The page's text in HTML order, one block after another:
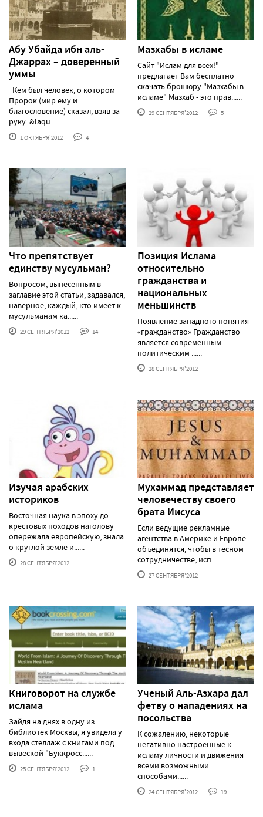
Абу Убайда ибн аль-
Джаррах – доверенный
уммы
Кем был человек, о котором
Пророк (мир ему и
благословение) сказал, взяв за
руку: &laqu......
1 ОКТЯБРЯ'2012 4
Мазхабы в исламе
Сайт "Ислам для всех!"
предлагает Вам бесплатно
скачать брошюру "Мазхабы в
исламе" Мазхаб - это прав......
29 СЕНТЯБРЯ'2012 5
Что препятствует
единству мусульман?
Вопросом, вынесенным в
заглавие этой статьи, задавался,
наверное, каждый, кто имеет к
мусульманам ка......
29 СЕНТЯБРЯ'2012 14
Позиция Ислама
относительно
гражданства и
национальных
меньшинств
Появление западного понятия
«гражданство» Гражданство
является современным
политическим ......
28 СЕНТЯБРЯ'2012
Изучая арабских
историков
Восточная наука в эпоху до
крестовых походов наголову
опережала европейскую, знала
о круглой земле и......
28 СЕНТЯБРЯ'2012
Мухаммад представляет
человечеству своего
брата Иисуса
Если ведущие рекламные
агентства в Америке и Европе
объединятся, чтобы в тесном
сотрудничестве, исп......
27 СЕНТЯБРЯ'2012
Книговорот на службе
ислама
Зайдя на днях в одну из
библиотек Москвы, я увидела у
входа стеллаж с книгами под
вывеской "Буккросс......
25 СЕНТЯБРЯ'2012 1
Ученый Аль-Азхара дал
фетву о нападениях на
посольства
К сожалению, некоторые
негативно настроенные к
исламу личности и движения
всеми возможными
способами......
24 СЕНТЯБРЯ'2012 19